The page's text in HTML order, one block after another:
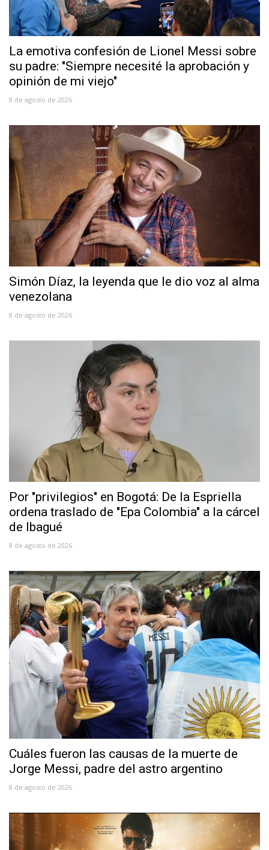
La emotiva confesión de Lionel Messi sobre
su padre: "Siempre necesité la aprobación y
opinión de mi viejo"
8 de agosto de 2026
Simón Díaz, la leyenda que le dio voz al alma
venezolana
8 de agosto de 2026
Por "privilegios" en Bogotá: De la Espriella
ordena traslado de "Epa Colombia" a la cárcel
de Ibagué
8 de agosto de 2026
Cuáles fueron las causas de la muerte de
Jorge Messi, padre del astro argentino
8 de agosto de 2026